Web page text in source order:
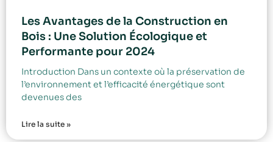
Les Avantages de la Construction en
Bois : Une Solution Écologique et
Performante pour 2024
Introduction Dans un contexte où la préservation de
l’environnement et l’efficacité énergétique sont
devenues des
Lire la suite »